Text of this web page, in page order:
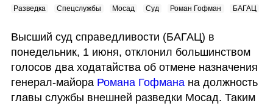
Разведка Спецслужбы Мосад Суд Роман Гофман БАГАЦ
Высший суд справедливости (БАГАЦ) в
понедельник, 1 июня, отклонил большинством
голосов два ходатайства об отмене назначения
генерал-майора Романа Гофмана на должность
главы службы внешней разведки Мосад. Таким